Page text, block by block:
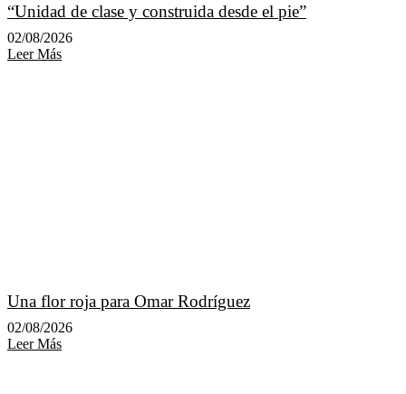
“Unidad de clase y construida desde el pie”
02/08/2026
Leer Más
Una flor roja para Omar Rodríguez
02/08/2026
Leer Más